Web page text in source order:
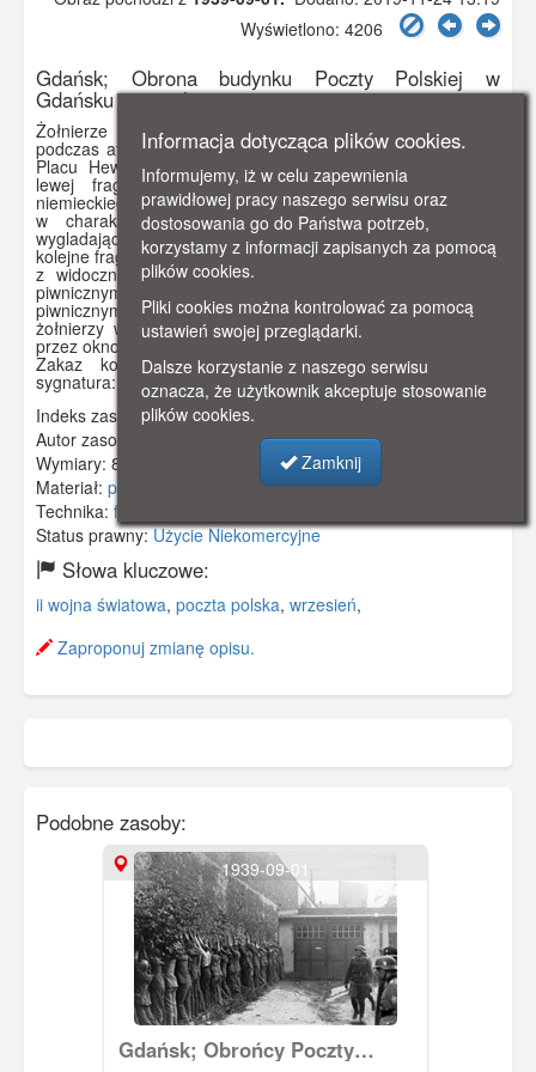
Wyświetlono: 4206
Gdańsk; Obrona budynku Poczty Polskiej w
Gdańsku 1 września 1939 r.
Żołnierze niemieccy z jednostek gdańskiej Policji Krajowej
podczas ataku na budynek Poczty Polskiej w Gdańsku przy
Placu Heweliusza (Heveliusplatz). Na pierwszym planie z
lewej fragment postaci odwróconego tyłem żołnierza
niemieckiego (z formacji Policji Krajowej lub SS-Heimwehry)
w charakterystycznym niemieckim hełmie na głowie,
wygladającego zza fragmentu zburzonego muru, którego
kolejne fragmenty widać obok. Dalej budynek Poczty Polskiej,
z widocznymi przy ziemi dużymi zakratowanymi oknami
piwnicznymi i oknami pierwszego piętra. Między 1 i 2 oknem
piwnicznym (od lewej) przy ścianie dwóch innych niemieckich
żołnierzy w hełmach: jeden stoi, drugi pochylony zagląda
przez okno. Na ścianach budynku ślady po pociskach.
Zakaz kopiowania, zasób dostępny w zbiorach IPN,
sygnatura: GK-5-1-10-7
Indeks zasobu:IPN048
Autor zasobu:
Wymiary: 83 x 58 mm
Materiał: papier fotograficzny
Technika: fotografia czarno-biała
Status prawny:Użycie Niekomercyjne
Słowa kluczowe:
ii wojna światowa, poczta polska, wrzesień,
Zaproponuj zmianę opisu.
Podobne zasoby:
1939-09-01
Gdańsk; Obrońcy Poczty
Informacja dotycząca plików cookies.
Informujemy, iż w celu zapewnienia
prawidłowej pracy naszego serwisu oraz
dostosowania go do Państwa potrzeb,
korzystamy z informacji zapisanych za pomocą
plików cookies.
Pliki cookies można kontrolować za pomocą
ustawień swojej przeglądarki.
Dalsze korzystanie z naszego serwisu
oznacza, że użytkownik akceptuje stosowanie
plików cookies.
Zamknij